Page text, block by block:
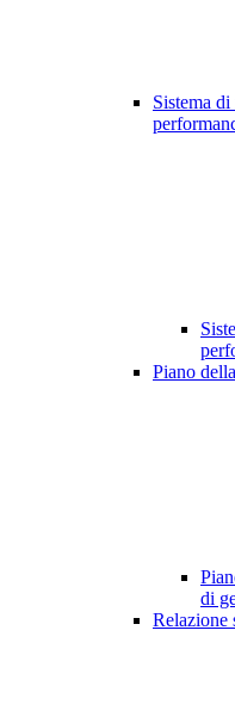
Sistema
Piano
di
Relazione